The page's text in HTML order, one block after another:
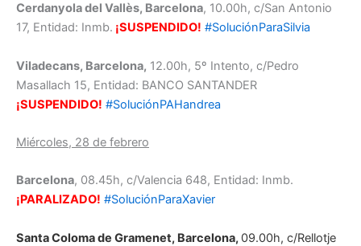
Cerdanyola del Vallès, Barcelona, 10.00h, c/San Antonio
17, Entidad: Inmb. ¡SUSPENDIDO! #SoluciónParaSilvia
Viladecans, Barcelona, 12.00h, 5º Intento, c/Pedro
Masallach 15, Entidad: BANCO SANTANDER
¡SUSPENDIDO! #SoluciónPAHandrea
Miércoles, 28 de febrero
Barcelona, 08.45h, c/Valencia 648, Entidad: Inmb.
¡PARALIZADO! #SoluciónParaXavier
Santa Coloma de Gramenet, Barcelona, 09.00h, c/Rellotje